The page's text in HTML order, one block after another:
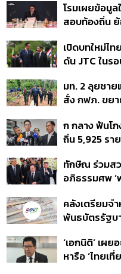
สหรัฐฯ-ญี่ปุ่
Chartered เ
ต่อดอลลาร์
โรมเผยข้อมู
สอบท้องถิ่น
อนุทิน จ่อสอ
ตัดตอน ม.บูร
เปิดบทใหม่ไ
ดัน JTC ในร
ชายแดน ท่าเ
ทวาย
มท. 2 ลุยชา
สั่ง กฟภ. ขย
350’ เสริมค
ชายแดน
ก กลาง ฟันโ
ถิ่น 5,925 รา
ราย รอ ป.ป.ช
เสร็จ 31 ส.ค.
ทักษิณ ร่วมส
อภิธรรมศพ
สิน’ สิริอายุ
เพื่อไทย-บุค
คลังเตรียมจ
พันธบัตรรัฐบ
ก.ย.นี้ อาจเพิ่
ขายแบบ
‘เอกนิติ’ เผย
หารือ ‘ไทยเ